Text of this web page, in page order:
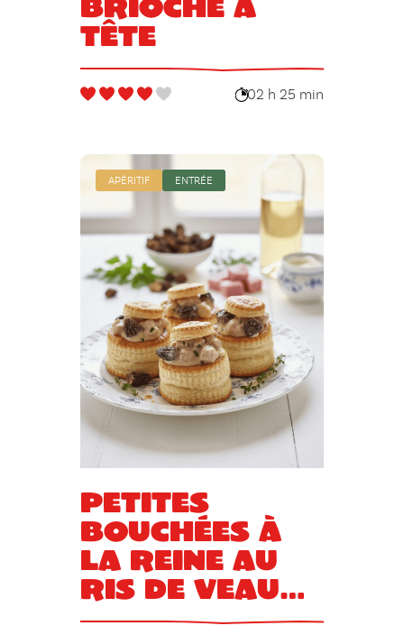
tête
02 h 25 min
APÉRITIF ENTRÉE
Petites
bouchées à
la reine au
ris de veau
et morilles